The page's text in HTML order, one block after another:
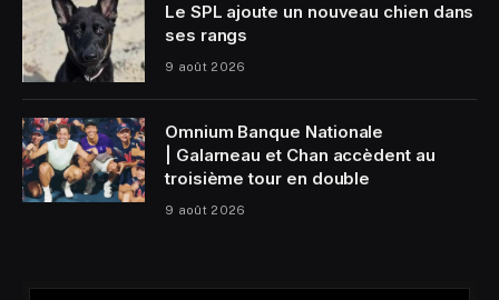
Le SPL ajoute un nouveau chien dans
ses rangs
9 août 2026
Omnium Banque Nationale
| Galarneau et Chan accèdent au
troisième tour en double
9 août 2026